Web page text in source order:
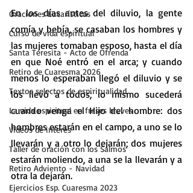
Oraciones Eucarísticas
Curso de vida espiritual
Santa Teresita - Acto de Ofrenda
Retiro de Cuaresma 2026
Textos selectos de espiritualidad
La vida espiritual en frases breves
Vídeos de interés
Taller de oración con los Salmos
Retiro Adviento - Navidad
Ejercicios Esp. Cuaresma 2023
En los días antes del diluvio, la gente
comía y bebía, se casaban los hombres y
las mujeres tomaban esposo, hasta el día
en que Noé entró en el arca; y cuando
menos lo esperaban llegó el diluvio y se
los llevó a todos; lo mismo sucederá
cuando venga el Hijo del hombre: dos
hombres estarán en el campo, a uno se lo
llevarán y a otro lo dejarán; dos mujeres
estarán moliendo, a una se la llevarán y a
otra la dejarán.